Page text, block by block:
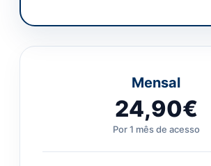
Mensal
24,90€
Por 1 mês de acesso